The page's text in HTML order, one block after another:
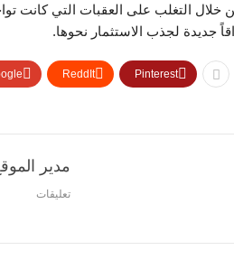
خلال التغلب على العقبات التي كانت
جديدة لجذب الاستثمار نحوها.
ReddIt Pinterest
مدير
تعليقات